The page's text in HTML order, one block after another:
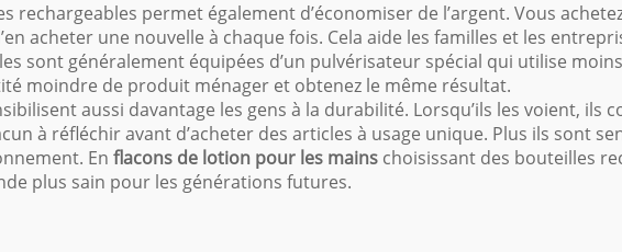
rechargeables permet également d’économiser de l’argent. Vous
acheter une nouvelle à chaque fois. Cela aide les familles et les
sont généralement équipées d’un pulvérisateur spécial qui utilise
moindre de produit ménager et obtenez le même résultat.
aussi davantage les gens à la durabilité. Lorsqu’ils les voient, ils
à réfléchir avant d’acheter des articles à usage unique. Plus ils sont
En flacons de lotion pour les mains choisissant des bouteilles
plus sain pour les générations futures.